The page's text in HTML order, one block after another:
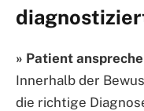
» Patient
Innerhalb der
die richtige